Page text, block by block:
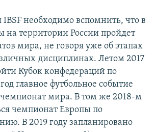
необходимо вспомнить, что в
территории России пройдет
мира, не говоря уже об этапах
дисциплинах. Летом 2017
Кубок конфедераций по
главное футбольное событие
мира. В том же 2018-м
чемпионат Европы по
В 2019 году запланировано